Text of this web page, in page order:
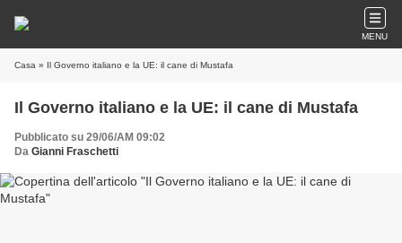
MENU
Casa » Il Governo italiano e la UE: il cane di Mustafa
Il Governo italiano e la UE: il cane di Mustafa
Pubblicato su 29/06/AM 09:02
Da Gianni Fraschetti